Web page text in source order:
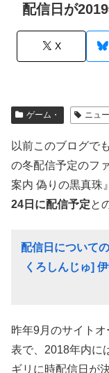
配信日が
X
ゲーム・ ニュ
以前このブログで
の冬配信予定のフ
案内 偽りの黒真珠
24日に配信予定と
配信日について
くろしんじゅ]
昨年9月のサイト
表で、2018年内に
ギリに時配信日が